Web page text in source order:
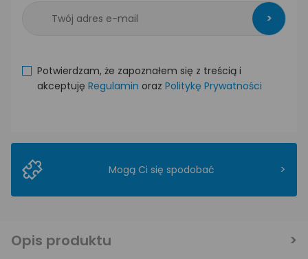
>
Potwierdzam, że zapoznałem się z treścią i
akceptuję Regulamin oraz Politykę Prywatności
Mogą Ci się spodobać >
Opis produktu